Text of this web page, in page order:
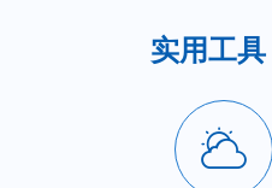
实用工具